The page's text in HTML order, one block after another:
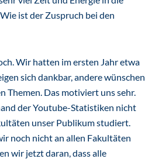
ist der Zuspruch bei den
Wir hatten im ersten Jahr etwa
sich dankbar, andere wünschen
Themen. Das motiviert uns sehr.
der Youtube-Statistiken nicht
unser Publikum studiert.
noch nicht an allen Fakultäten
wir jetzt daran, dass alle